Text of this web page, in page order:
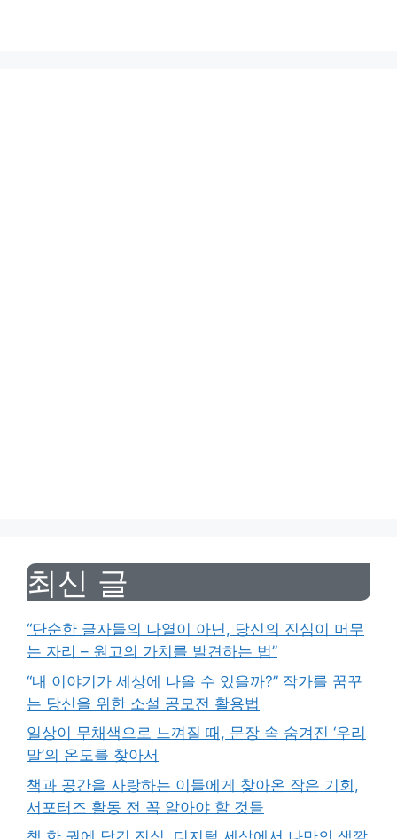
최신 글
“단순한 글자들의 나열이 아닌, 당신의 진심이 머무
는 자리 – 원고의 가치를 발견하는 법”
“내 이야기가 세상에 나올 수 있을까?” 작가를 꿈꾸
는 당신을 위한 소설 공모전 활용법
일상이 무채색으로 느껴질 때, 문장 속 숨겨진 ‘우리
말’의 온도를 찾아서
책과 공간을 사랑하는 이들에게 찾아온 작은 기회,
서포터즈 활동 전 꼭 알아야 할 것들